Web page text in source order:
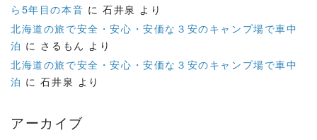
ら5年目の本音 に石井泉 より
北海道の旅で安全・安心・安価な３安のキャンプ場で車中
泊 に さるもん より
北海道の旅で安全・安心・安価な３安のキャンプ場で車中
泊 に石井泉 より
アーカイブ